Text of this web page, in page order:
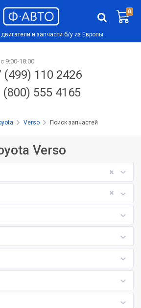
0
и запчасти б/у из Европы
9:00-18:00
(499) 110 2426
(800) 555 4165
Verso Поиск запчастей
Verso